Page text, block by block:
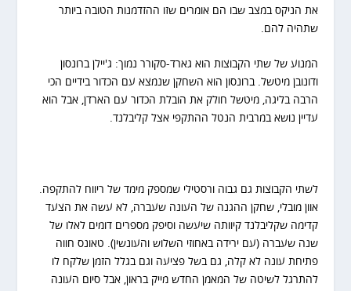
את הניקס במצב שבו הם אומרים שזו ההזדמנות הטובה ביותר
שתהיה להם.
המנוע של שתי הקבוצות הוא גארד-סקורר נמוך: ג'יילן ברונסון
ודונובן מיטשל. ברונסון הוא השחקן שנמצא עם הכדור בידיים הכי
הרבה בליגה, מיטשל חולק את הובלת הכדור עם הארדן, אבל הוא
עדיין נושא במרבית הנטל ההתקפי אצל קליבלנד.
לשתי הקבוצות גם גבוה ורסטילי שמספק מימד של ריווח להתקפה.
אוון מובלי, שחקן ההגנה של העונה שעברה, לא עשה את הצעד
קדימה שקליבלנד קיוותה שיעשה וסיפק מספרים דומים לאלו של
שנה שעברה (עם ירידה באחוזי השלוש והעונשין). טאונס חווה
פתיחת עונה לא קלה, גם בשל פציעה וגם בגלל הזמן שלקח לו
להתרגל לשיטה של המאמן החדש מייק בראון, אבל סיום העונה